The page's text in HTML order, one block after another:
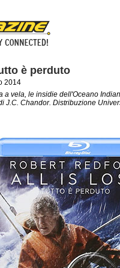
è perduto
2014
a vela, le insidie dell'Oceano
J.C. Chandor. Distribuzione